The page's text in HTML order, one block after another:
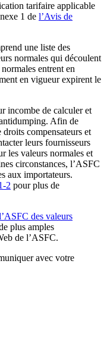
tarifaire applicable
1 de l’Avis de
une liste des
normales qui découlent
entrent en
en vigueur expirent le
incombe de calculer et
Afin de
compensateurs et
leurs fournisseurs
les valeurs normales et
circonstances, l’ASFC
aux importateurs.
2 pour plus de
des valeurs
plus amples
de l’ASFC.
avec votre